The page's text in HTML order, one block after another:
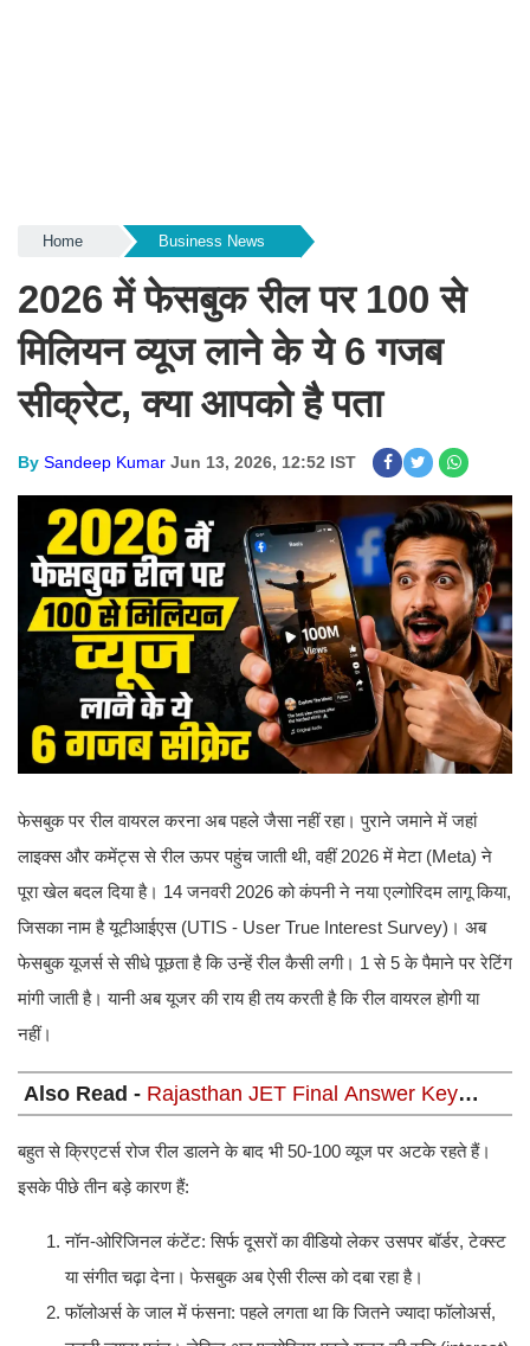
Home Business News
2026 में फेसबुक रील पर 100 से
मिलियन व्यूज लाने के ये 6 गजब
सीक्रेट, क्या आपको है पता
By Sandeep Kumar Jun 13, 2026, 12:52 IST
फेसबुक पर रील वायरल करना अब पहले जैसा नहीं रहा। पुराने जमाने में जहां
लाइक्स और कमेंट्स से रील ऊपर पहुंच जाती थी, वहीं 2026 में मेटा (Meta) ने
पूरा खेल बदल दिया है। 14 जनवरी 2026 को कंपनी ने नया एल्गोरिदम लागू किया,
जिसका नाम है यूटीआईएस (UTIS - User True Interest Survey)। अब
फेसबुक यूजर्स से सीधे पूछता है कि उन्हें रील कैसी लगी। 1 से 5 के पैमाने पर रेटिंग
मांगी जाती है। यानी अब यूजर की राय ही तय करती है कि रील वायरल होगी या
नहीं।
Also Read - Rajasthan JET Final Answer Key
2026 OUT। राजस्थान संयुक्त प्रवेश परीक्षा (JET) 2026 की
फाइनल आंसर की जारी
बहुत से क्रिएटर्स रोज रील डालने के बाद भी 50-100 व्यूज पर अटके रहते हैं।
इसके पीछे तीन बड़े कारण हैं:
नॉन-ओरिजिनल कंटेंट: सिर्फ दूसरों का वीडियो लेकर उसपर बॉर्डर, टेक्स्ट
या संगीत चढ़ा देना। फेसबुक अब ऐसी रील्स को दबा रहा है।
फॉलोअर्स के जाल में फंसना: पहले लगता था कि जितने ज्यादा फॉलोअर्स,